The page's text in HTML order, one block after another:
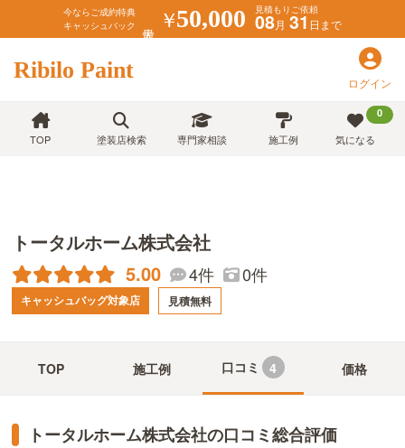
今ならご成約特典
キャッシュバック
￥50,000 見積もりご依頼
08月 31日まで
Ribilo Paint ログイン
TOP 塗装店検索 専門家相談 施工例
0
気になる
トータルホーム株式会社
5.00 4件 0件
キャッシュバッグ対象店 見積無料
TOP 施工例 口コミ 4 価格
トータルホーム株式会社の口コミ総合評価